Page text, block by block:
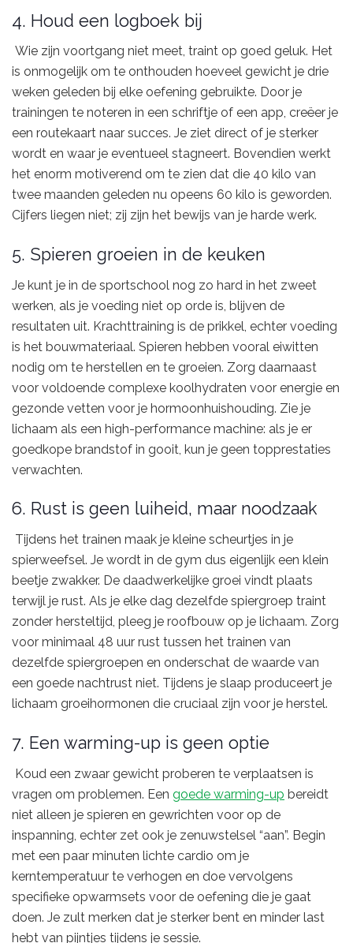
4. Houd een logboek bij
Wie zijn voortgang niet meet, traint op goed geluk. Het
is onmogelijk om te onthouden hoeveel gewicht je drie
weken geleden bij elke oefening gebruikte. Door je
trainingen te noteren in een schriftje of een app, creëer je
een routekaart naar succes. Je ziet direct of je sterker
wordt en waar je eventueel stagneert. Bovendien werkt
het enorm motiverend om te zien dat die 40 kilo van
twee maanden geleden nu opeens 60 kilo is geworden.
Cijfers liegen niet; zij zijn het bewijs van je harde werk.
5. Spieren groeien in de keuken
Je kunt je in de sportschool nog zo hard in het zweet
werken, als je voeding niet op orde is, blijven de
resultaten uit. Krachttraining is de prikkel, echter voeding
is het bouwmateriaal. Spieren hebben vooral eiwitten
nodig om te herstellen en te groeien. Zorg daarnaast
voor voldoende complexe koolhydraten voor energie en
gezonde vetten voor je hormoonhuishouding. Zie je
lichaam als een high-performance machine: als je er
goedkope brandstof in gooit, kun je geen topprestaties
verwachten.
6. Rust is geen luiheid, maar noodzaak
Tijdens het trainen maak je kleine scheurtjes in je
spierweefsel. Je wordt in de gym dus eigenlijk een klein
beetje zwakker. De daadwerkelijke groei vindt plaats
terwijl je rust. Als je elke dag dezelfde spiergroep traint
zonder hersteltijd, pleeg je roofbouw op je lichaam. Zorg
voor minimaal 48 uur rust tussen het trainen van
dezelfde spiergroepen en onderschat de waarde van
een goede nachtrust niet. Tijdens je slaap produceert je
lichaam groeihormonen die cruciaal zijn voor je herstel.
7. Een warming-up is geen optie
Koud een zwaar gewicht proberen te verplaatsen is
vragen om problemen. Een goede warming-up bereidt
niet alleen je spieren en gewrichten voor op de
inspanning, echter zet ook je zenuwstelsel “aan”. Begin
met een paar minuten lichte cardio om je
kerntemperatuur te verhogen en doe vervolgens
specifieke opwarmsets voor de oefening die je gaat
doen. Je zult merken dat je sterker bent en minder last
hebt van pijntjes tijdens je sessie.